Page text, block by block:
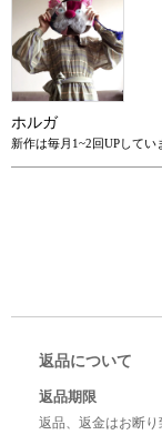
ホルガ
新作は毎月1~2回UPしてい
返品について
返品期限
返品、返金はお断り